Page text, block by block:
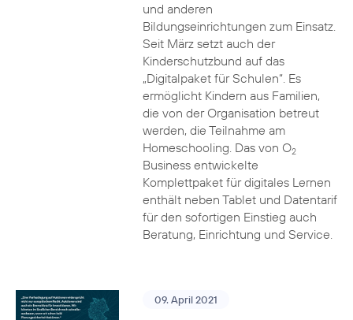
und anderen
Bildungseinrichtungen zum Einsatz.
Seit März setzt auch der
Kinderschutzbund auf das
„Digitalpaket für Schulen“. Es
ermöglicht Kindern aus Familien,
die von der Organisation betreut
werden, die Teilnahme am
Homeschooling. Das von O2
Business entwickelte
Komplettpaket für digitales Lernen
enthält neben Tablet und Datentarif
für den sofortigen Einstieg auch
Beratung, Einrichtung und Service.
09. April 2021